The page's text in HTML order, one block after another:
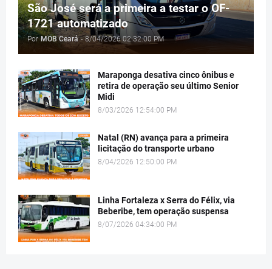
São José será a primeira a testar o OF-
1721 automatizado
Por MOB Ceará - 8/04/2026 02:32:00 PM
Maraponga desativa cinco ônibus e
retira de operação seu último Senior
Midi
8/03/2026 12:54:00 PM
Natal (RN) avança para a primeira
licitação do transporte urbano
8/04/2026 12:50:00 PM
Linha Fortaleza x Serra do Félix, via
Beberibe, tem operação suspensa
8/07/2026 04:34:00 PM